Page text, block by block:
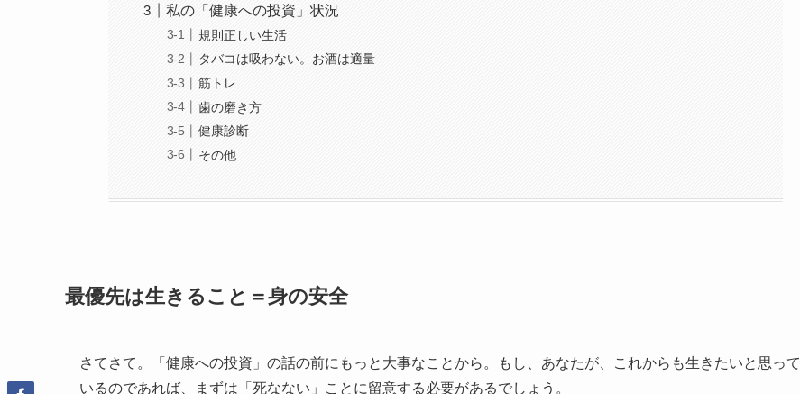
私の「健康への投資」状況
規則正しい生活
タバコは吸わない。お酒は適量
筋トレ
歯の磨き方
健康診断
その他
最優先は生きること＝身の安全
さてさて。「健康への投資」の話の前にもっと大事なことから。もし、あなたが、これからも生きたいと思って
いるのであれば、まずは「死なない」ことに留意する必要があるでしょう。